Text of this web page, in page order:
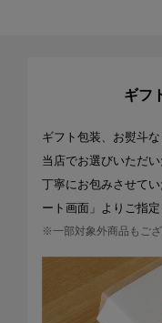
ギフ
ギフト包装、お熨斗
当店でお選びいただ
丁寧にお包みさせて
ート画面」よりご指定
※一部対象外商品もご